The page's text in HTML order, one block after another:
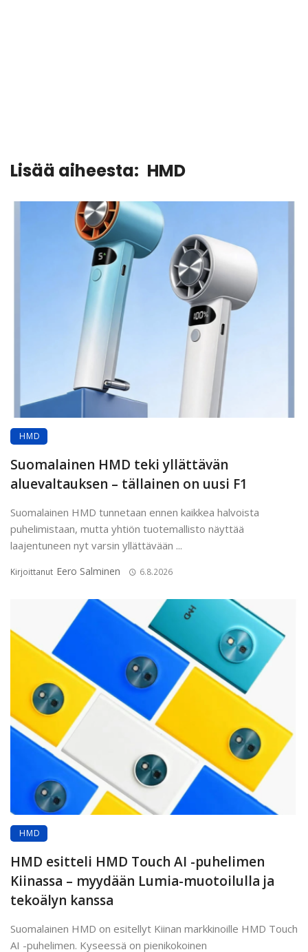
Lisää aiheesta: HMD
HMD
Suomalainen HMD teki yllättävän
aluevaltauksen – tällainen on uusi F1
Suomalainen HMD tunnetaan ennen kaikkea halvoista
puhelimistaan, mutta yhtiön tuotemallisto näyttää
laajentuneen nyt varsin yllättävään ...
Kirjoittanut Eero Salminen 6.8.2026
HMD
HMD esitteli HMD Touch AI -puhelimen
Kiinassa – myydään Lumia-muotoilulla ja
tekoälyn kanssa
Suomalainen HMD on esitellyt Kiinan markkinoille HMD Touch
AI -puhelimen. Kyseessä on pienikokoinen